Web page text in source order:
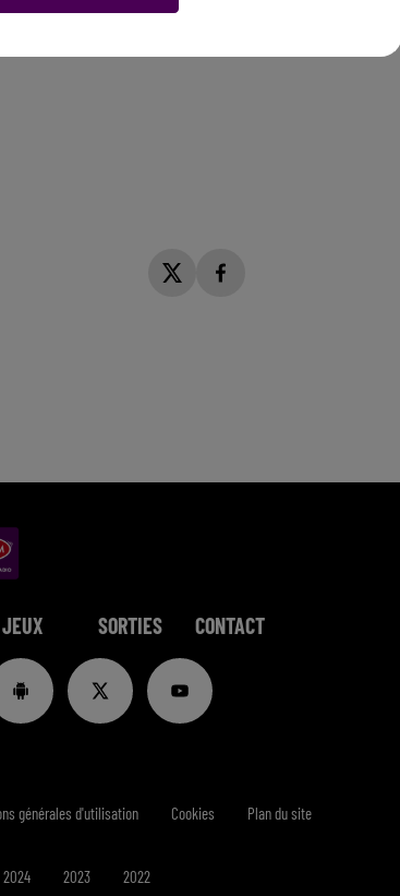
JEUX SORTIES CONTACT
générales d'utilisation Cookies Plan du site
2024 2023 2022